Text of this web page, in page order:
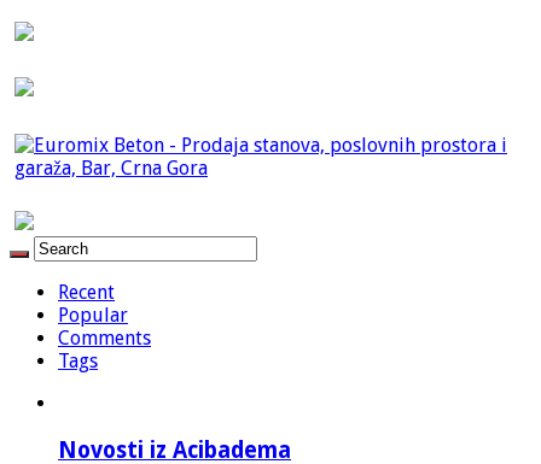
Recent
Popular
Comments
Tags
Novosti iz Acibadema